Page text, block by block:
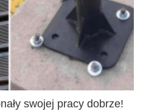
swojej pracy dobrze!